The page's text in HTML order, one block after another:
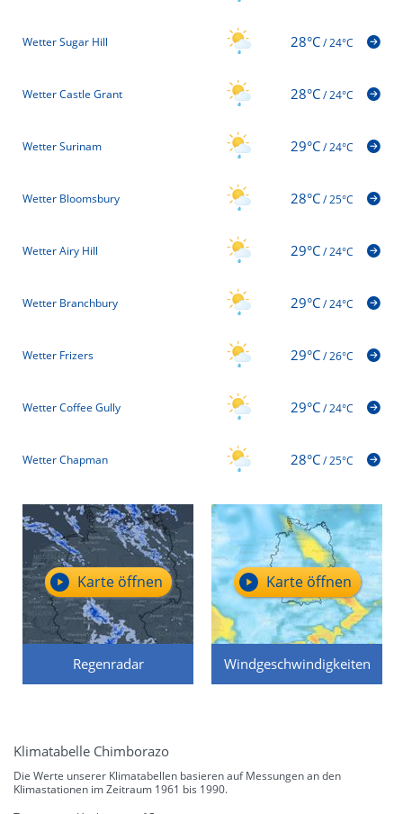
Wetter Sugar Hill 28°C/24°C
Wetter Castle Grant 28°C/24°C
Wetter Surinam 29°C/24°C
Wetter Bloomsbury 28°C/25°C
Wetter Airy Hill 29°C/24°C
Wetter Branchbury 29°C/24°C
Wetter Frizers 29°C/26°C
Wetter Coffee Gully 29°C/24°C
Wetter Chapman 28°C/25°C
Regenradar
Karte öffnen
Windgeschwindigkeiten
Karte öffnen
Klimatabelle Chimborazo
Die Werte unserer Klimatabellen basieren auf Messungen an den
Klimastationen im Zeitraum 1961 bis 1990.